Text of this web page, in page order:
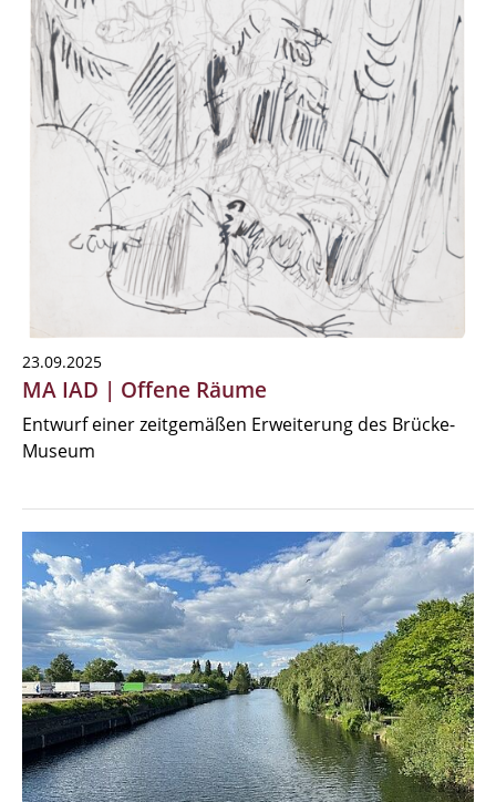
23.09.2025
MA IAD | Offene Räume
Entwurf einer zeitgemäßen Erweiterung des Brücke-
Museum